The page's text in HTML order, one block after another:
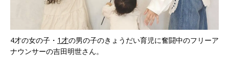
4才の女の子・ 1才の男の子のきょうだい育児に奮闘中のフリーア
ナウンサーの吉田明世さん。